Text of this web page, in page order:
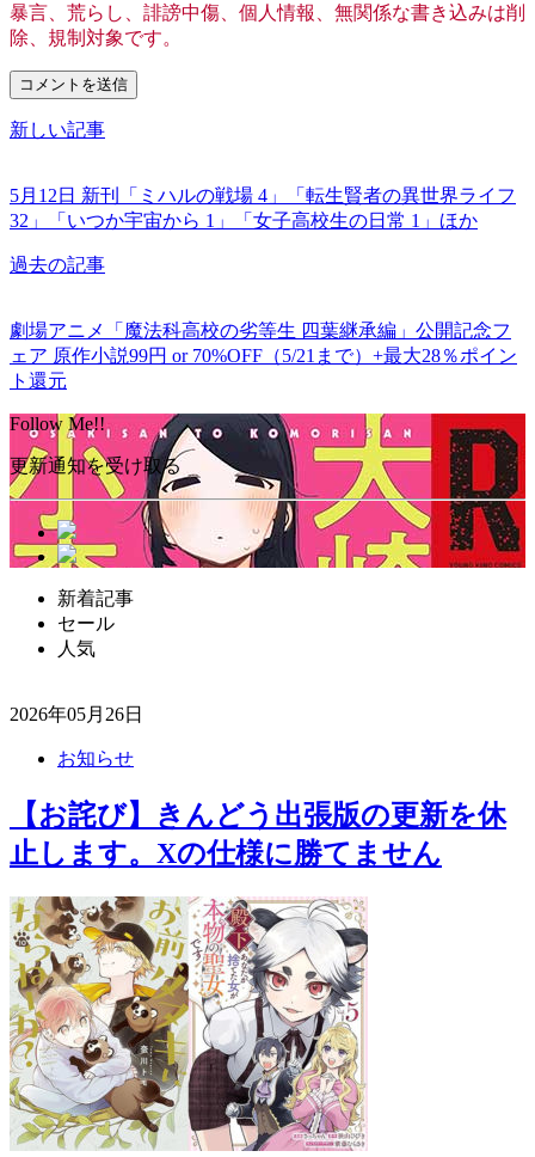
暴言、荒らし、誹謗中傷、個人情報、無関係な書き込みは削
除、規制対象です。
新しい記事
5月12日 新刊「ミハルの戦場 4」「転生賢者の異世界ライフ
32」「いつか宇宙から 1」「女子高校生の日常 1」ほか
過去の記事
劇場アニメ「魔法科高校の劣等生 四葉継承編」公開記念フ
ェア 原作小説99円 or 70%OFF（5/21まで）+最大28％ポイン
ト還元
Follow Me!!
更新通知を受け取る
新着記事
セール
人気
2026年05月26日
お知らせ
【お詫び】きんどう出張版の更新を休
止します。Xの仕様に勝てません